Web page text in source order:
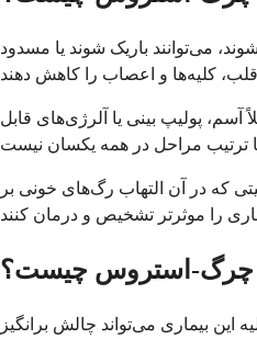
می‌توانند باریک شوند یا مسدود
که قبلاً آسم، پولیپ بینی یا آلرژی‌های قابل
که در آن التهاب رگ‌های خونی بر
چرگ-استروس چیست؟
بیماری می‌تواند چالش برانگیز